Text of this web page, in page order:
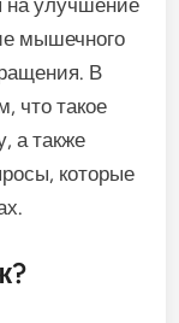
мышечного
В
что такое
а также
которые